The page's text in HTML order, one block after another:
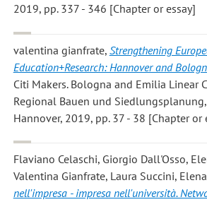
2019, pp. 337 - 346 [Chapter or essay]
valentina gianfrate, Strengthening
Education+Research: Hannover and
Citi Makers. Bologna and Emilia Linear
Regional Bauen und
Hannover, 2019, pp. 37 - 38 [Chapter or
Flaviano Celaschi, Giorgio Dall'Osso,
Valentina Gianfrate, Laura Succini,
nell'impresa - impresa nell'università.